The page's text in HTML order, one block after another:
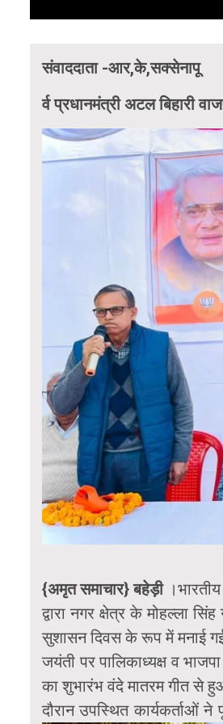
संवाददाता -आर,के,सक्सेनापू
र्व प्रधानमंत्री अटल बिहारी
{अमृत समाचार} बहेड़ी।भारतीय
द्वारा नगर क्षेत्र के मोहल्ला
सुशासन दिवस के रूप में मनाई
जयंती पर पालिकाध्यक्ष व
का शुभारंभ वंदे मातरम गीत से
दौरान उपस्थित कार्यकर्ताओं